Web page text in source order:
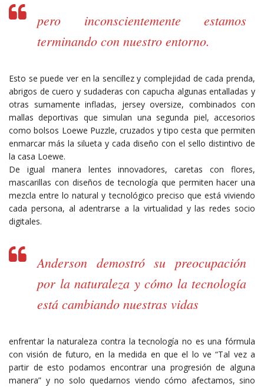
pero inconscientemente estamos
terminando con nuestro entorno.
Esto se puede ver en la sencillez y complejidad de cada prenda,
abrigos de cuero y sudaderas con capucha algunas entalladas y
otras sumamente infladas, jersey oversize, combinados con
mallas deportivas que simulan una segunda piel, accesorios
como bolsos Loewe Puzzle, cruzados y tipo cesta que permiten
enmarcar más la silueta y cada diseño con el sello distintivo de
la casa Loewe.
De igual manera lentes innovadores, caretas con flores,
mascarillas con diseños de tecnología que permiten hacer una
mezcla entre lo natural y tecnológico preciso que está viviendo
cada persona, al adentrarse a la virtualidad y las redes socio
digitales.
Anderson demostró su preocupación
por la naturaleza y cómo la tecnología
está cambiando nuestras vidas
enfrentar la naturaleza contra la tecnología no es una fórmula
con visión de futuro, en la medida en que el lo ve “Tal vez a
partir de esto podamos encontrar una progresión de alguna
manera” y no solo quedarnos viendo cómo afectamos, sino